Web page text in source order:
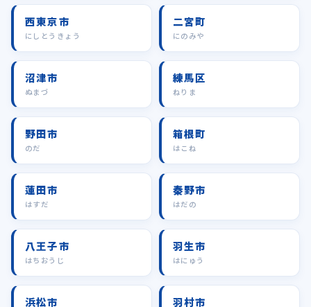
西東京市
にしとうきょう
二宮町
にのみや
沼津市
ぬまづ
練馬区
ねりま
野田市
のだ
箱根町
はこね
蓮田市
はすだ
秦野市
はだの
八王子市
はちおうじ
羽生市
はにゅう
浜松市 羽村市